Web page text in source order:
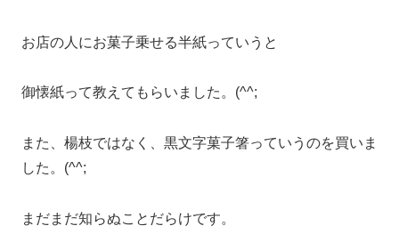
お店の人にお菓子乗せる半紙っていうと
御懐紙って教えてもらいました。(^^;
また、楊枝ではなく、黒文字菓子箸っていうのを買いま
した。(^^;
まだまだ知らぬことだらけです。